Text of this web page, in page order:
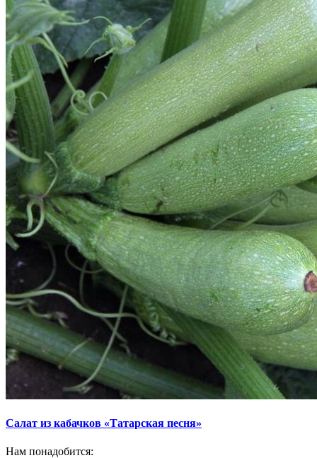
Салат из кабачков «Татарская песня»
Нам понадобится: